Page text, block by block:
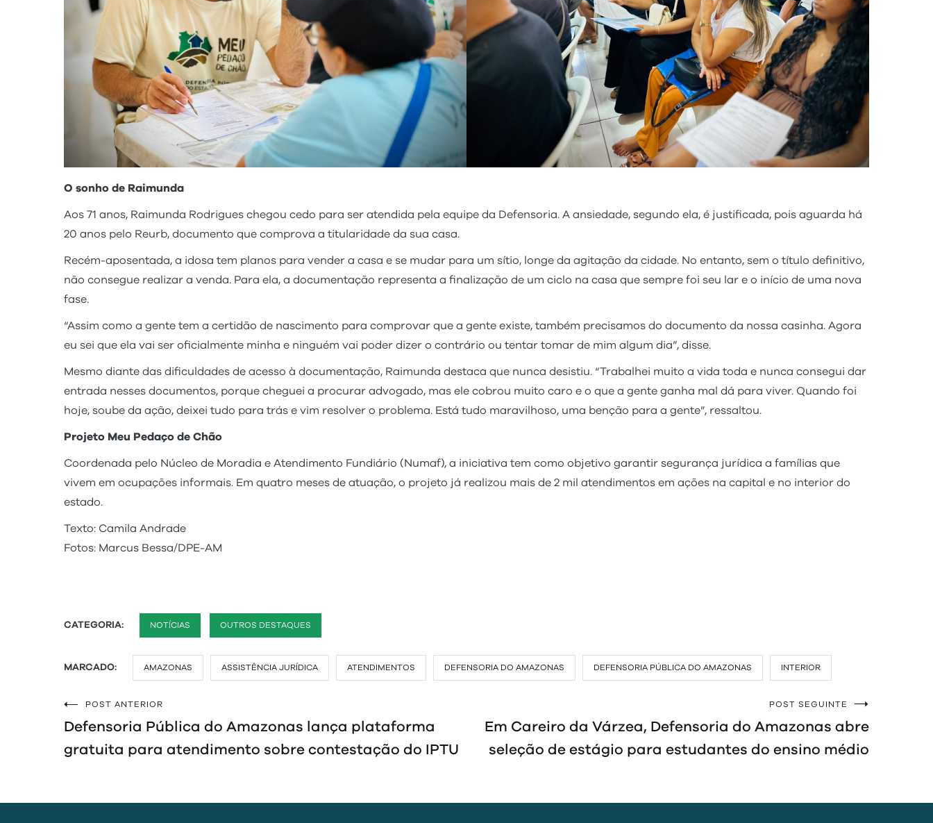
O sonho de Raimunda
Aos 71 anos, Raimunda Rodrigues chegou cedo para ser atendida pela equipe da Defensoria. A ansiedade, segundo ela, é justificada, pois aguarda há
20 anos pelo Reurb, documento que comprova a titularidade da sua casa.
Recém-aposentada, a idosa tem planos para vender a casa e se mudar para um sítio, longe da agitação da cidade. No entanto, sem o título definitivo,
não consegue realizar a venda. Para ela, a documentação representa a finalização de um ciclo na casa que sempre foi seu lar e o início de uma nova
fase.
“Assim como a gente tem a certidão de nascimento para comprovar que a gente existe, também precisamos do documento da nossa casinha. Agora
eu sei que ela vai ser oficialmente minha e ninguém vai poder dizer o contrário ou tentar tomar de mim algum dia”, disse.
Mesmo diante das dificuldades de acesso à documentação, Raimunda destaca que nunca desistiu. “Trabalhei muito a vida toda e nunca consegui dar
entrada nesses documentos, porque cheguei a procurar advogado, mas ele cobrou muito caro e o que a gente ganha mal dá para viver. Quando foi
hoje, soube da ação, deixei tudo para trás e vim resolver o problema. Está tudo maravilhoso, uma benção para a gente”, ressaltou.
Projeto Meu Pedaço de Chão
Coordenada pelo Núcleo de Moradia e Atendimento Fundiário (Numaf), a iniciativa tem como objetivo garantir segurança jurídica a famílias que
vivem em ocupações informais. Em quatro meses de atuação, o projeto já realizou mais de 2 mil atendimentos em ações na capital e no interior do
estado.
Texto: Camila Andrade
Fotos: Marcus Bessa/DPE-AM
CATEGORIA: NOTÍCIAS OUTROS DESTAQUES
MARCADO: AMAZONAS ASSISTÊNCIA JURÍDICA ATENDIMENTOS DEFENSORIA DO AMAZONAS DEFENSORIA PÚBLICA DO AMAZONAS INTERIOR
Navegação
de
POST ANTERIOR
Defensoria Pública do Amazonas lança plataforma
gratuita para atendimento sobre contestação do IPTU
POST SEGUINTE
Em Careiro da Várzea, Defensoria do Amazonas abre
seleção de estágio para estudantes do ensino médio